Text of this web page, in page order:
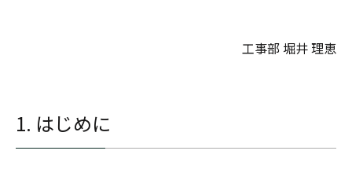
工事部 堀井 理恵
1. はじめに